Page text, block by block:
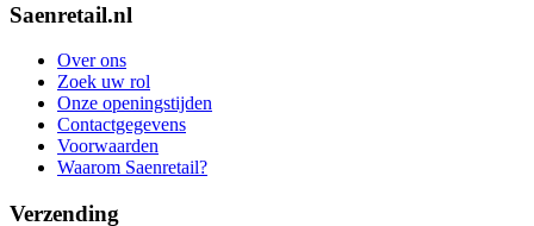
Saenretail.nl
Over ons
Zoek uw rol
Onze openingstijden
Contactgegevens
Voorwaarden
Waarom Saenretail?
Verzending